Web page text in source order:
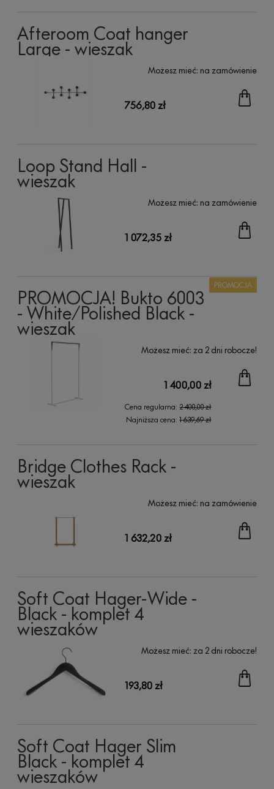
Afteroom Coat hanger
Large - wieszak
Możesz mieć: na zamówienie
756,80 zł
Loop Stand Hall -
wieszak
Możesz mieć: na zamówienie
1 072,35 zł
PROMOCJA! Bukto 6003
- White/Polished Black -
wieszak
Możesz mieć: za 2 dni robocze!
1 400,00 zł
Cena regularna:2 400,00 zł
Najniższa cena:1 639,69 zł
PROMOCJA
Bridge Clothes Rack -
wieszak
Możesz mieć: na zamówienie
1 632,20 zł
Soft Coat Hager-Wide -
Black - komplet 4
wieszaków
Możesz mieć: za 2 dni robocze!
193,80 zł
Soft Coat Hager Slim
Black - komplet 4
wieszaków